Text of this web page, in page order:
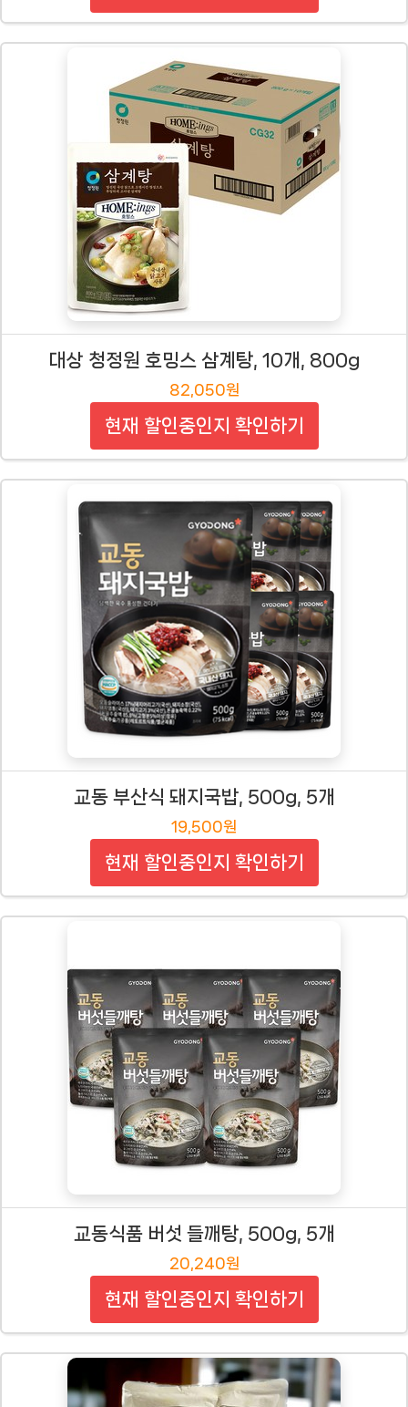
대상 청정원 호밍스 삼계탕, 10개, 800g
82,050원
현재 할인중인지 확인하기
교동 부산식 돼지국밥, 500g, 5개
19,500원
현재 할인중인지 확인하기
교동식품 버섯 들깨탕, 500g, 5개
20,240원
현재 할인중인지 확인하기